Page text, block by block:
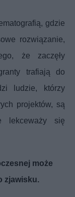
gdzie
rozwiązanie,
że zaczęły
trafiają do
ludzie, którzy
projektów, są
lekceważy się
może
zjawisku.